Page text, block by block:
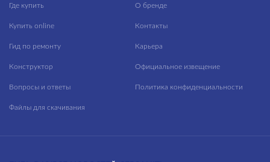
Где купить
Купить online
Гид по ремонту
Конструктор
Вопросы и ответы
Файлы для скачивания
О бренде
Контакты
Карьера
Официальное извещение
Политика конфиденциальности